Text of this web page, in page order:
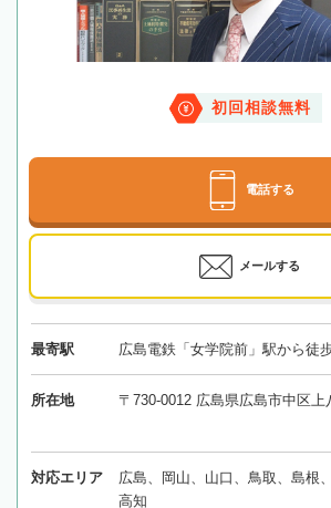
初回相談無料
電話する
メールする
最寄駅 広島電鉄「女学院前」駅から徒
所在地 〒730-0012 広島県広島市中区
対応エリア
広島、岡山、山口、鳥取、島根
高知